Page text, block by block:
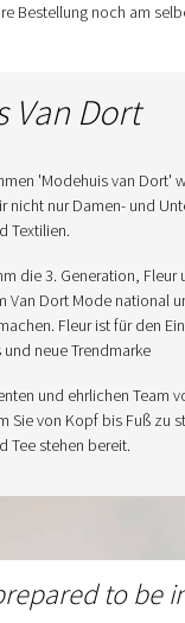
Bestellung noch am
Van Dort
'Modehuis van Dort'
nicht nur Damen- und
Textilien.
die 3. Generation, Fleur
Van Dort Mode national
Fleur ist für den
neue Trendmarke
und ehrlichen Team
Sie von Kopf bis Fuß zu
Tee stehen bereit.
to be